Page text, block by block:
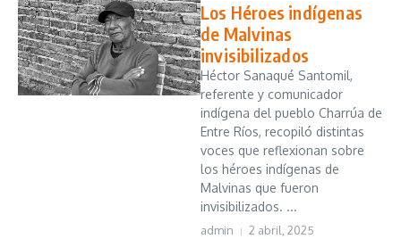
Los Héroes indígenas
de Malvinas
invisibilizados
Héctor Sanaqué Santomil,
referente y comunicador
indígena del pueblo Charrúa de
Entre Ríos, recopiló distintas
voces que reflexionan sobre
los héroes indígenas de
Malvinas que fueron
invisibilizados. ...
admin 2 abril, 2025